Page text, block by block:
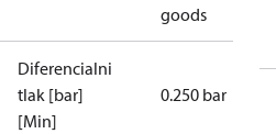
goods
Diferencialni
tlak [bar]
[Min]
0.250 bar